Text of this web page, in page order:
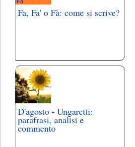
Fa, Fa' o Fà: come si scrive?
D'agosto - Ungaretti:
parafrasi, analisi e
commento